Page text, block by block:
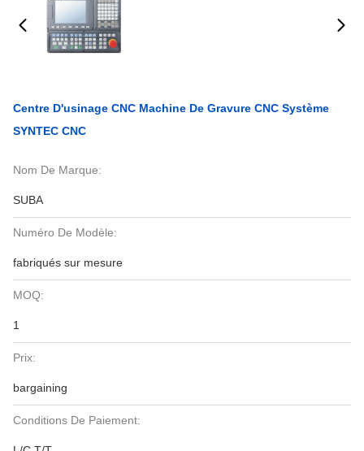
Centre D'usinage CNC Machine De Gravure CNC Système
SYNTEC CNC
Nom De Marque:
SUBA
Numéro De Modèle:
fabriqués sur mesure
MOQ:
1
Prix:
bargaining
Conditions De Paiement: